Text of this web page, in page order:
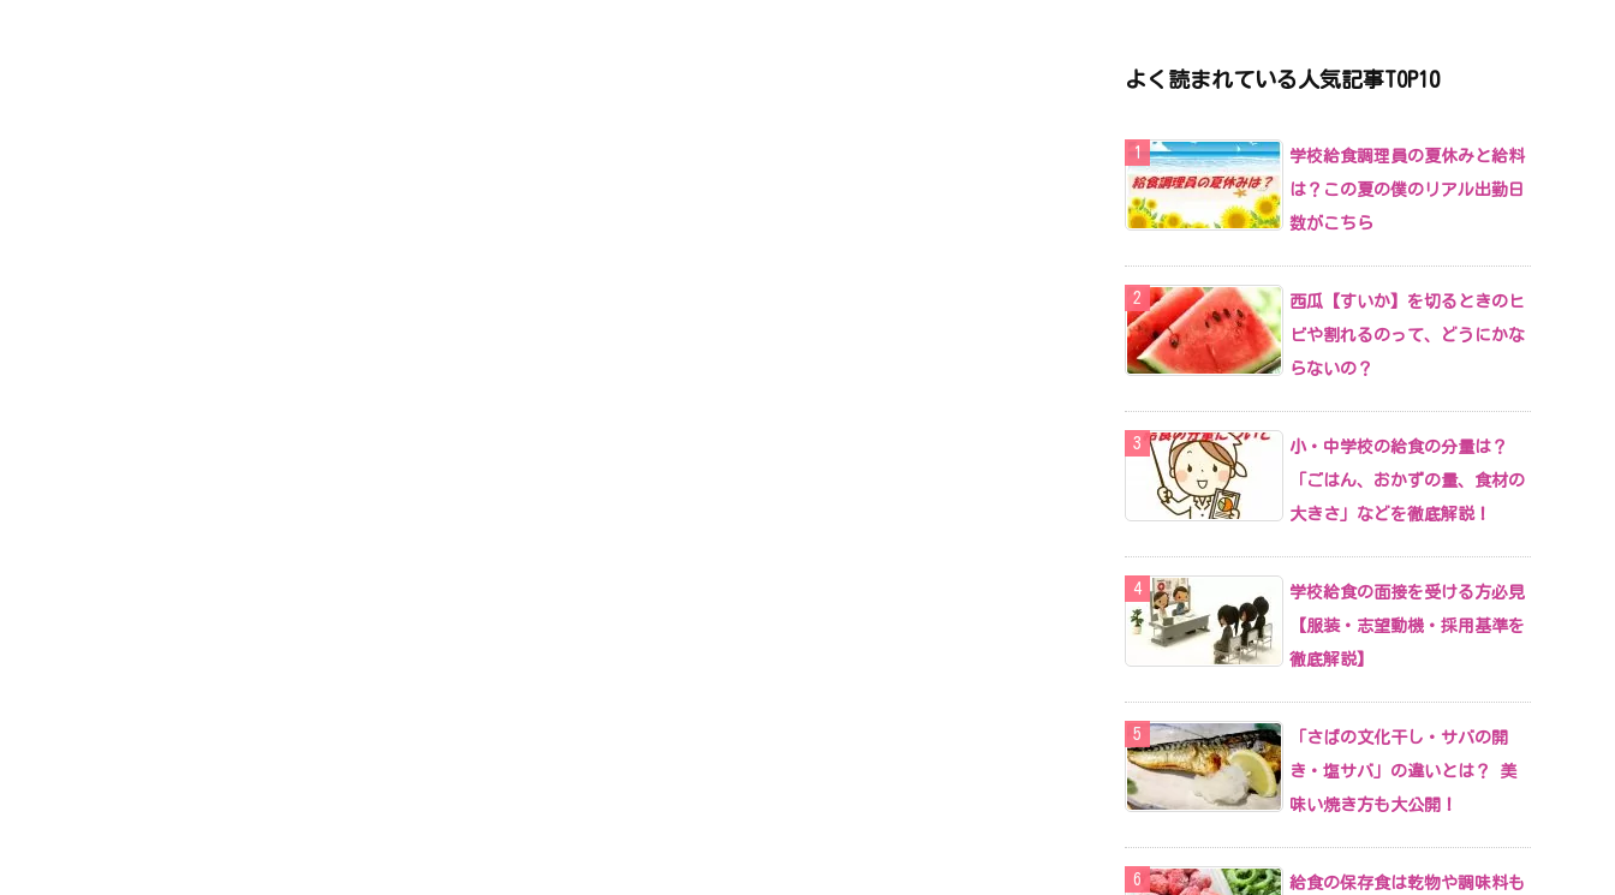
よく読まれている人気記事TOP10
学校給食調理員の夏休みと給料
は？この夏の僕のリアル出勤日
数がこちら
西瓜【すいか】を切るときのヒ
ビや割れるのって、どうにかな
らないの？
小・中学校の給食の分量は？
「ごはん、おかずの量、食材の
大きさ」などを徹底解説！
学校給食の面接を受ける方必見
【服装・志望動機・採用基準を
徹底解説】
「さばの文化干し・サバの開
き・塩サバ」の違いとは？ 美
味い焼き方も大公開！
給食の保存食は乾物や調味料も